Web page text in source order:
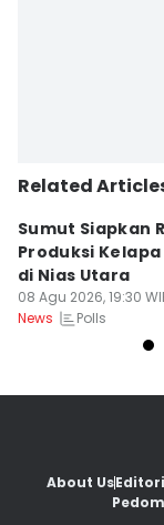
Related
Sumut Siapkan
Produksi Kelapa
di Nias Utara
08 Agu 2026, 19:30
News
Polls
About Us